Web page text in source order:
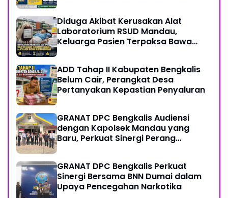
Diduga Akibat Kerusakan Alat
Laboratorium RSUD Mandau,
Keluarga Pasien Terpaksa Bawa
Transfusi Darah
ADD Tahap II Kabupaten Bengkalis
Belum Cair, Perangkat Desa
Pertanyakan Kepastian Penyaluran
GRANAT DPC Bengkalis Audiensi
dengan Kapolsek Mandau yang
Baru, Perkuat Sinergi Perang
GRANAT DPC Bengkalis Perkuat
Sinergi Bersama BNN Dumai dalam
Upaya Pencegahan Narkotika